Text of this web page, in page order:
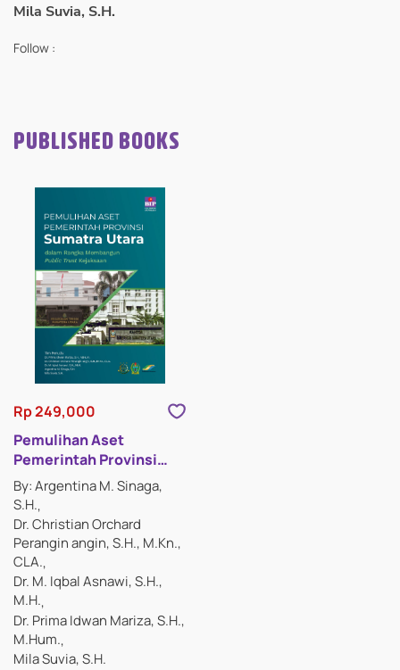
Mila Suvia, S.H.
Follow :
PUBLISHED BOOKS
Rp 249,000
Pemulihan Aset
Pemerintah Provinsi
Sumatra Utara Dalam
Rangka Membangun
Public Trust Kejaksaan
By: Argentina M. Sinaga,
S.H.
Dr. Christian Orchard
Perangin angin, S.H., M.Kn.,
CLA.
Dr. M. Iqbal Asnawi, S.H.,
M.H.
Dr. Prima Idwan Mariza, S.H.,
M.Hum.
Mila Suvia, S.H.